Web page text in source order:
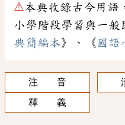
⚠本典收錄古今用語
小學階段學習與一般
典簡編本》、《 國語
注 音
釋 義